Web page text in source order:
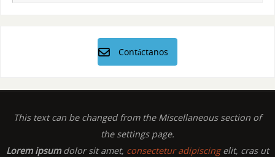
Contáctanos
This text can be changed from the Miscellaneous section of
the settings page.
Lorem ipsumdolor sit amet, consectetur adipiscingelit, cras ut